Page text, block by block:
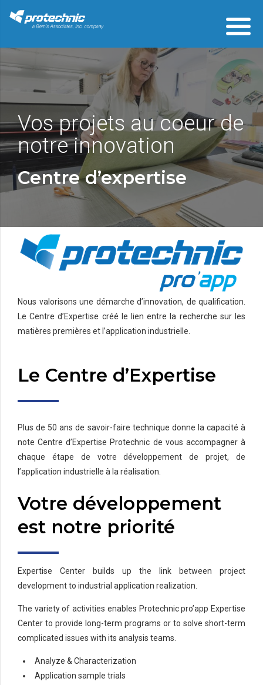
Vos projets au coeur de
notre innovation
Centre d’expertise
Nous valorisons une démarche d’innovation, de qualification.
Le Centre d’Expertise créé le lien entre la recherche sur les
matières premières et l’application industrielle.
Le Centre d’Expertise
Plus de 50 ans de savoir-faire technique donne la capacité à
note Centre d’Expertise Protechnic de vous accompagner à
chaque étape de votre développement de projet, de
l’application industrielle à la réalisation.
Votre développement
est notre priorité
Expertise Center builds up the link between project
development to industrial application realization.
The variety of activities enables Protechnic pro’app Expertise
Center to provide long-term programs or to solve short-term
complicated issues with its analysis teams.
Analyze & Characterization
Application sample trials